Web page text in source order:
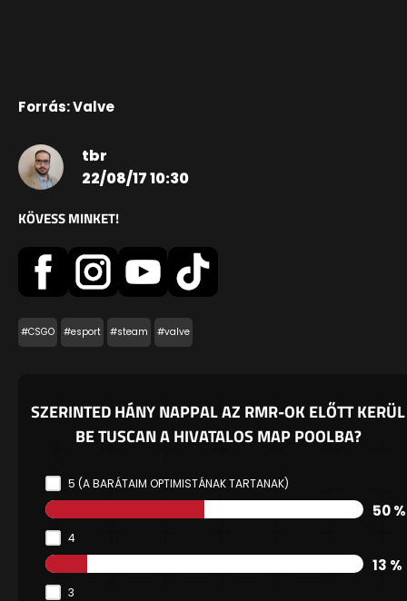
Forrás: Valve
tbr
22/08/17 10:30
KÖVESS MINKET!
#CSGO #esport #steam #valve
SZERINTED HÁNY NAPPAL AZ RMR-OK ELŐTT KERÜL
BE TUSCAN A HIVATALOS MAP POOLBA?
5 (A BARÁTAIM OPTIMISTÁNAK TARTANAK)
50 %
4
13 %
3